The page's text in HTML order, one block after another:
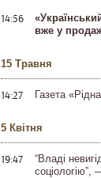
14:56
вже у
15 Травня
14:27 Газета
5 Квітня
19:47
“Владі
соціологію”,